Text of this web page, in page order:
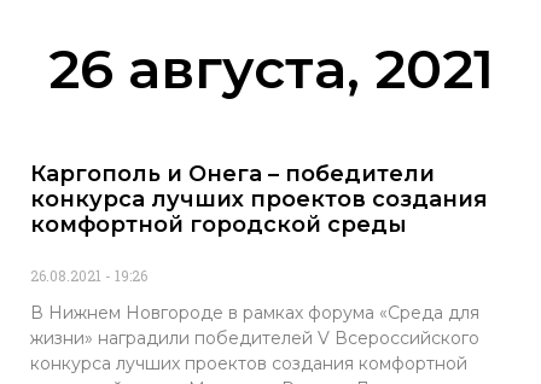
26 августа, 2021
Каргополь и Онега – победители
конкурса лучших проектов создания
комфортной городской среды
26.08.2021 19:26
В Нижнем Новгороде в рамках форума «Среда для
жизни» наградили победителей V Всероссийского
конкурса лучших проектов создания комфортной